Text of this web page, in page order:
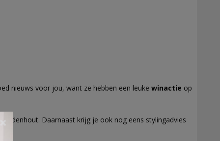
nieuws voor jou, want ze hebben een leuke winactie op
Udenhout. Daarnaast krijg je ook nog eens stylingadvies
×